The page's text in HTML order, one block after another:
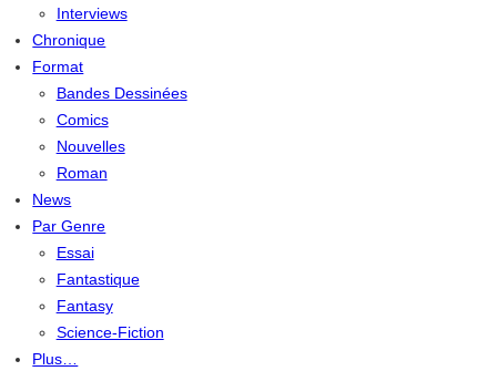
Interviews
Chronique
Format
Bandes Dessinées
Comics
Nouvelles
Roman
News
Par Genre
Essai
Fantastique
Fantasy
Science-Fiction
Plus…